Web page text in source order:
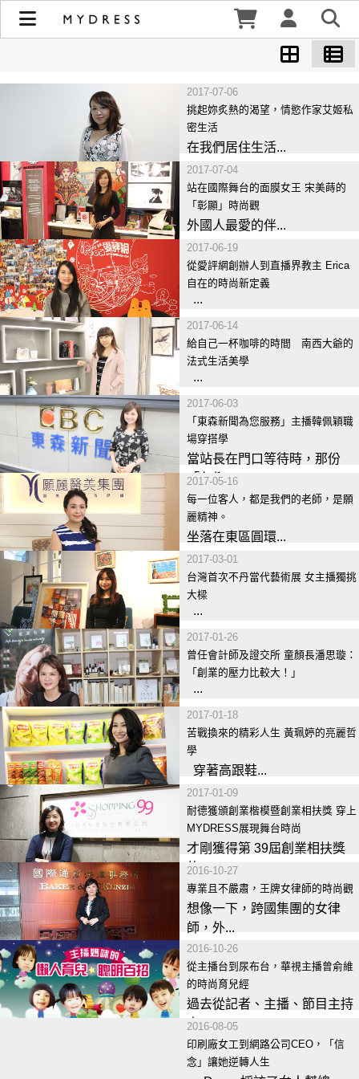
名女人的私房掏心話 | MYDRESS 時裳韓風
2017-07-06
挑起妳炙熱的渴望，情慾作家艾姬私
密生活
在我們居住生活...
2017-07-04
站在國際舞台的面膜女王 宋美蒔的
「彰顯」時尚觀
外國人最愛的伴...
2017-06-19
從愛評網創辦人到直播界教主 Erica
自在的時尚新定義
...
2017-06-14
給自己一杯咖啡的時間 南西大爺的
法式生活美學
...
2017-06-03
「東森新聞為您服務」主播韓佩穎職
場穿搭學
當站長在門口等待時，那份
「久仰...
2017-05-16
每一位客人，都是我們的老師，是願
麗精神。
坐落在東區圓環...
2017-03-01
台灣首次不丹當代藝術展 女主播獨挑
大樑
...
2017-01-26
曾任會計師及證交所 童顏長潘思璇：
「創業的壓力比較大！」
...
2017-01-18
苦戰換來的精彩人生 黃珮婷的亮麗哲
學
穿著高跟鞋...
2017-01-09
耐德獲頒創業楷模暨創業相扶獎 穿上
MYDRESS展現舞台時尚
才剛獲得第 39屆創業相扶獎
的...
2016-10-27
專業且不嚴肅，王牌女律師的時尚觀
想像一下，跨國集團的女律
師，外...
2016-10-26
從主播台到尿布台，華視主播曾俞維
的時尚育兒經
過去從記者、主播、節目主持
人、...
2016-08-05
印刷廠女工到網路公司CEO，「信
念」讓她逆轉人生